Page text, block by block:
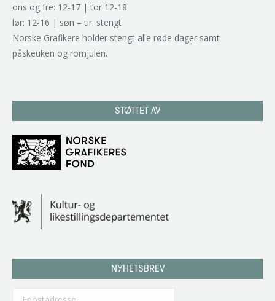
ons og fre: 12-17 | tor 12-18
lør: 12-16 | søn – tir: stengt
Norske Grafikere holder stengt alle røde dager samt
påskeuken og romjulen.
STØTTET AV
NYHETSBREV